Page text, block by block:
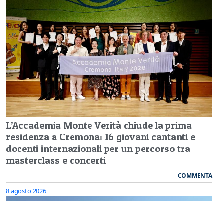
L’Accademia Monte Verità chiude la prima
residenza a Cremona: 16 giovani cantanti e
docenti internazionali per un percorso tra
masterclass e concerti
COMMENTA
8 agosto 2026